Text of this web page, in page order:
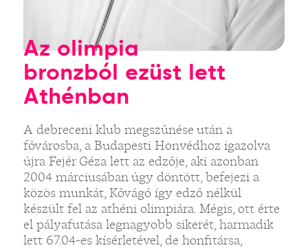
Az olimpia
bronzból ezüst lett
Athénban
A debreceni klub megszűnése után a
fővárosba, a Budapesti Honvédhoz igazolva
újra Fejér Géza lett az edzője, aki azonban
2004 márciusában úgy döntött, befejezi a
közös munkát, Kővágó így edző nélkül
készült fel az athéni olimpiára. Mégis, ott érte
el pályafutása legnagyobb sikerét, harmadik
lett 67.04-es kísérletével, de honfitársa,